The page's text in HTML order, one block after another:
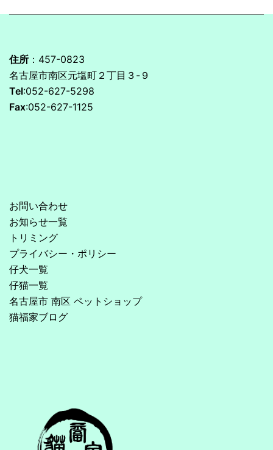
住所 ：457-0823
名古屋市南区元塩町２丁目３-９
Tel:052-627-5298
Fax:052-627-1125
お問い合わせ
お知らせ一覧
トリミング
プライバシー・ポリシー
仔犬一覧
仔猫一覧
名古屋市 南区 ペットショップ
猫福家ブログ